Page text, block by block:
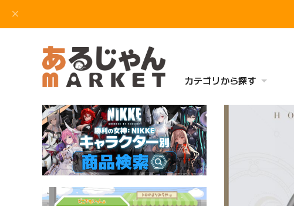
カテゴリから探す